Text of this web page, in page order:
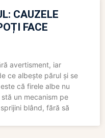
CAUZELE
FACE
avertisment, iar
ce albește părul și se
că firele albe nu
un mecanism pe
blând, fără să